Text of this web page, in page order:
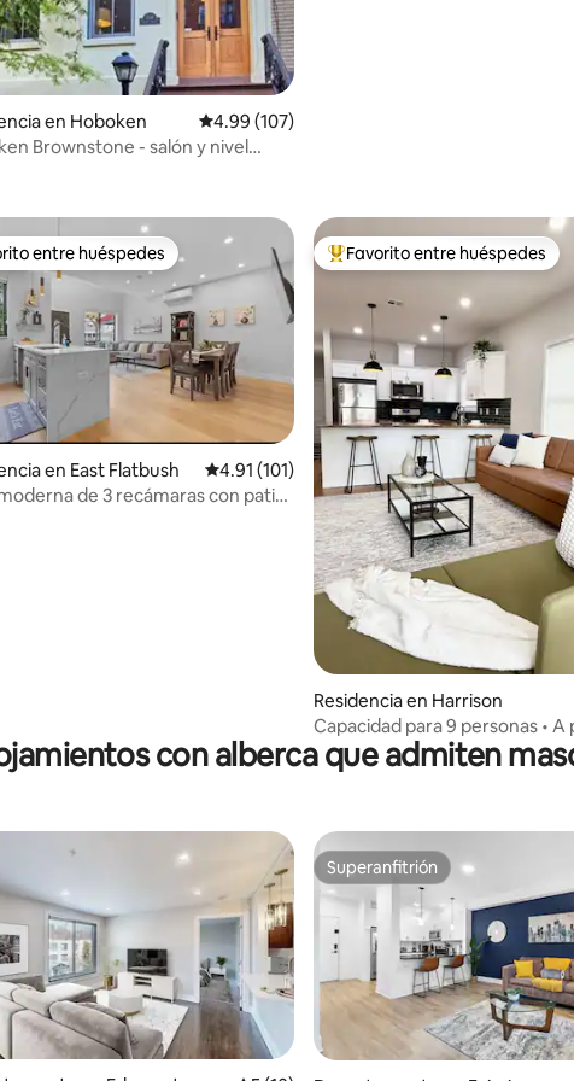
en Hoboken Calificación promedio: 4.99 de 5; 107
4.99 (107)
Brownstone - salón y nivel
4.84 de 5; 264 evaluaciones
entre huéspedes
entre huéspedes
en East Flatbush Calificación promedio: 4.91 de 5; 101
4.91 (101)
de 3 recámaras con patio
De los mejores en Favorito
Favorito entre huéspedes
Residencia en Harrison
Capacidad para 9 personas • A
los trenes de Nueva York •
Estacionamiento GRATIS
con alberca que admiten
Superanfitrión
Superanfitrión